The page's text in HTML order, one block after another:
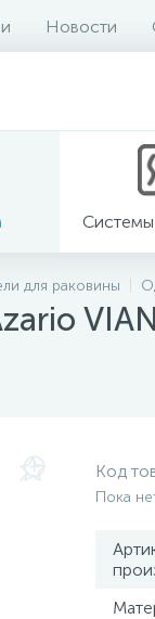
Новости
для раковины
Код
Пока